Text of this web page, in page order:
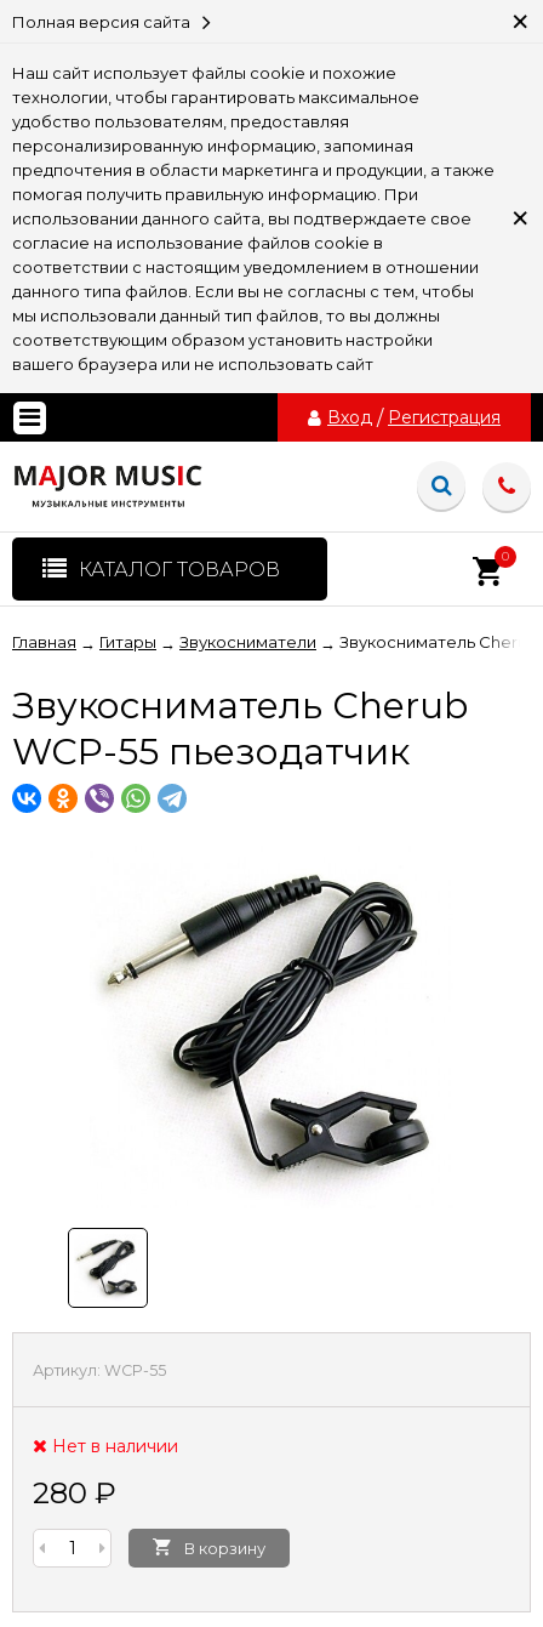
Полная версия сайта ×
Наш сайт использует файлы cookie и похожие
технологии, чтобы гарантировать максимальное
удобство пользователям, предоставляя
персонализированную информацию, запоминая
предпочтения в области маркетинга и продукции, а также
помогая получить правильную информацию. При
использовании данного сайта, вы подтверждаете свое
согласие на использование файлов cookie в
соответствии с настоящим уведомлением в отношении
данного типа файлов. Если вы не согласны с тем, чтобы
мы использовали данный тип файлов, то вы должны
соответствующим образом установить настройки
вашего браузера или не использовать сайт
×
Вход / Регистрация
КАТАЛОГ ТОВАРОВ
0
Главная → Гитары → Звукосниматели → Звукосниматель Cherub
Звукосниматель Cherub
WCP-55 пьезодатчик
Артикул: WCP-55
Нет в наличии
280 ₽
В корзину